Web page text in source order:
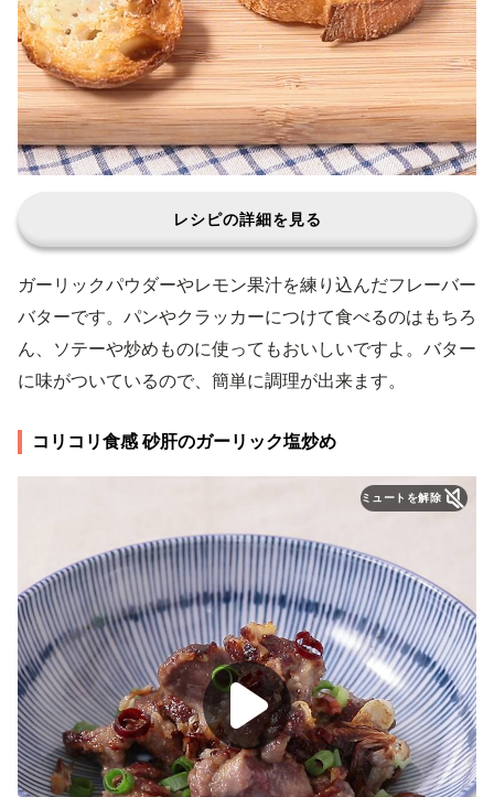
レシピの詳細を見る
ガーリックパウダーやレモン果汁を練り込んだフレーバー
バターです。パンやクラッカーにつけて食べるのはもちろ
ん、ソテーや炒めものに使ってもおいしいですよ。バター
に味がついているので、簡単に調理が出来ます。
コリコリ食感 砂肝のガーリック塩炒め
ミュートを解除